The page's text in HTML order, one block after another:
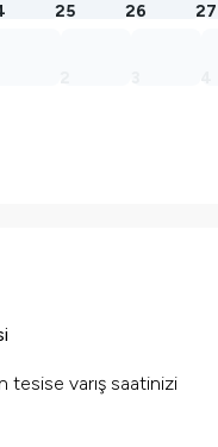
25 26 27
tesise varış saatinizi